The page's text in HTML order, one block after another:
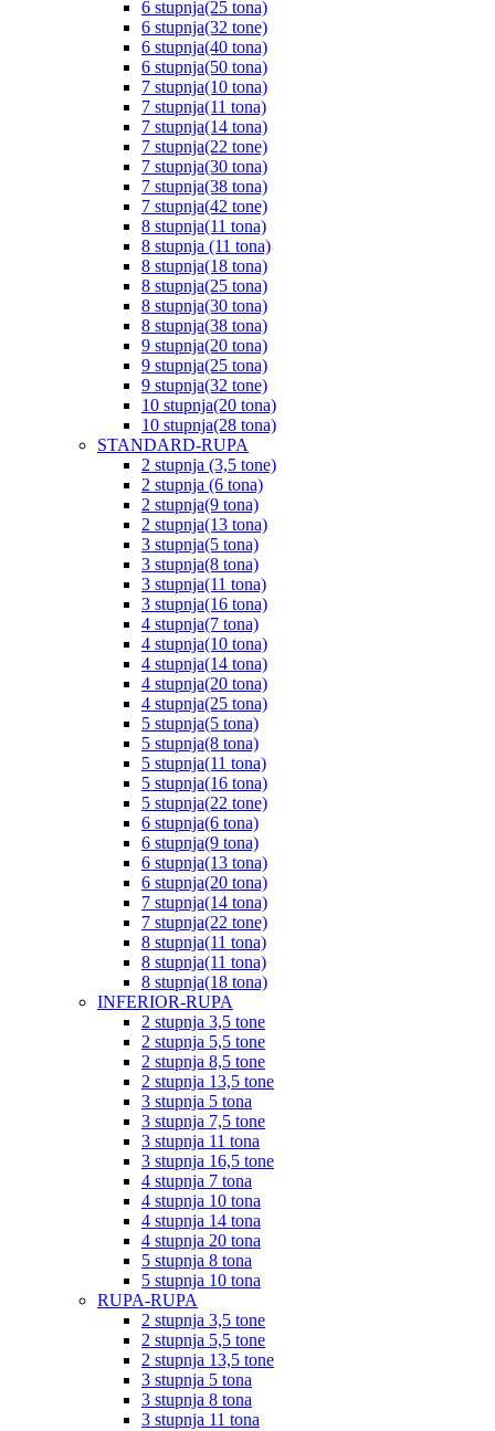
6 stupnja(25 tona)
6 stupnja(32 tone)
6 stupnja(40 tona)
6 stupnja(50 tona)
7 stupnja(10 tona)
7 stupnja(11 tona)
7 stupnja(14 tona)
7 stupnja(22 tone)
7 stupnja(30 tona)
7 stupnja(38 tona)
7 stupnja(42 tone)
8 stupnja(11 tona)
8 stupnja (11 tona)
8 stupnja(18 tona)
8 stupnja(25 tona)
8 stupnja(30 tona)
8 stupnja(38 tona)
9 stupnja(20 tona)
9 stupnja(25 tona)
9 stupnja(32 tone)
10 stupnja(20 tona)
10 stupnja(28 tona)
STANDARD-RUPA
2 stupnja (3,5 tone)
2 stupnja (6 tona)
2 stupnja(9 tona)
2 stupnja(13 tona)
3 stupnja(5 tona)
3 stupnja(8 tona)
3 stupnja(11 tona)
3 stupnja(16 tona)
4 stupnja(7 tona)
4 stupnja(10 tona)
4 stupnja(14 tona)
4 stupnja(20 tona)
4 stupnja(25 tona)
5 stupnja(5 tona)
5 stupnja(8 tona)
5 stupnja(11 tona)
5 stupnja(16 tona)
5 stupnja(22 tone)
6 stupnja(6 tona)
6 stupnja(9 tona)
6 stupnja(13 tona)
6 stupnja(20 tona)
7 stupnja(14 tona)
7 stupnja(22 tone)
8 stupnja(11 tona)
8 stupnja(11 tona)
8 stupnja(18 tona)
INFERIOR-RUPA
2 stupnja 3,5 tone
2 stupnja 5,5 tone
2 stupnja 8,5 tone
2 stupnja 13,5 tone
3 stupnja 5 tona
3 stupnja 7,5 tone
3 stupnja 11 tona
3 stupnja 16,5 tone
4 stupnja 7 tona
4 stupnja 10 tona
4 stupnja 14 tona
4 stupnja 20 tona
5 stupnja 8 tona
5 stupnja 10 tona
RUPA-RUPA
2 stupnja 3,5 tone
2 stupnja 5,5 tone
2 stupnja 13,5 tone
3 stupnja 5 tona
3 stupnja 8 tona
3 stupnja 11 tona